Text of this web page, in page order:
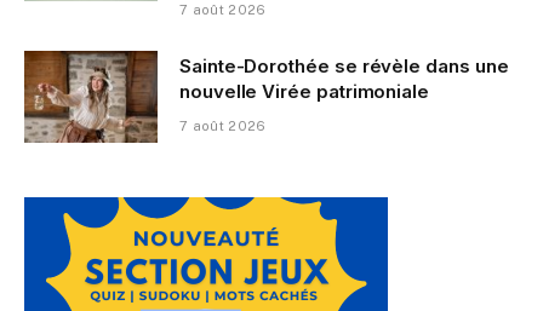
7 août 2026
Sainte-Dorothée se révèle dans une
nouvelle Virée patrimoniale
7 août 2026